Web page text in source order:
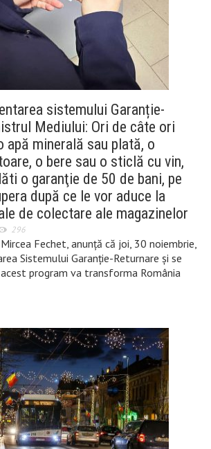
sistemului Garanție-
Mediului: Ori de câte ori
apă minerală sau plată, o
o bere sau o sticlă cu vin,
o garanţie de 50 de bani, pe
după ce le vor aduce la
de colectare ale magazinelor
296
Fechet, anunţă că joi, 30 noiembrie,
Sistemului Garanţie-Returnare şi se
program va transforma România